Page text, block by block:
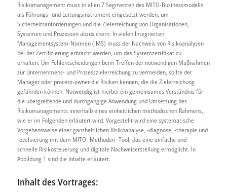
Risikomanagement muss in allen 7 Segmenten des MITO-Businessmodells
als Führungs- und Leitungsinstrument eingesetzt werden, um
Sicherheitsanforderungen und die Zielerreichung von Organisationen,
Systemen und Prozessen abzusichern. In vielen Integrierten
Managementsystem-Normen (IMS) muss der Nachweis von Risikoanalysen
bei der Zertifizierung erbracht werden, um das Systemzertifikat zu
erhalten. Um Fehlentscheidungen beim Treffen der notwendigen Maßnahmen
zur Unternehmens- und Prozesszielerreichung zu vermeiden, sollte der
Manager oder process-owner die Risiken kennen, die die Zielerreichung
gefährden können. Notwendig ist hierbei ein gemeinsames Verständnis für
die übergreifende und durchgängige Anwendung und Umsetzung des
Risikomanagements innerhalb eines einheitlichen methodischen Rahmens,
wie er im Folgenden erläutert wird. Vorgestellt wird eine systematische
Vorgehensweise einer ganzheitlichen Risikoanalyse, -diagnose, -therapie und
-evaluierung mit dem MITO- Methoden- Tool, das eine einfache und
schnelle Risikosteuerung und digitale Nachweiserstellung ermöglicht. In
Abbildung 1 sind die Inhalte erläutert.
Inhalt des Vortrages: